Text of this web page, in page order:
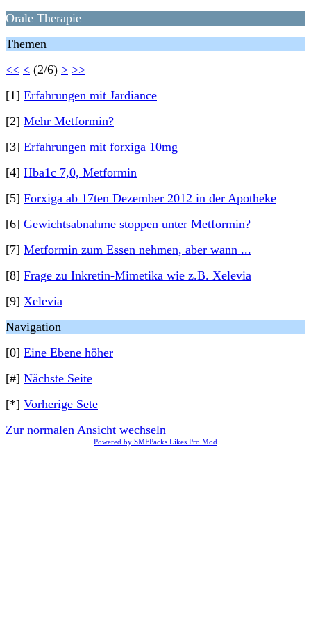
Orale Therapie
Themen
<< < (2/6) > >>
[1] Erfahrungen mit Jardiance
[2] Mehr Metformin?
[3] Erfahrungen mit forxiga 10mg
[4] Hba1c 7,0, Metformin
[5] Forxiga ab 17ten Dezember 2012 in der Apotheke
[6] Gewichtsabnahme stoppen unter Metformin?
[7] Metformin zum Essen nehmen, aber wann ...
[8] Frage zu Inkretin-Mimetika wie z.B. Xelevia
[9] Xelevia
Navigation
[0] Eine Ebene höher
[#] Nächste Seite
[*] Vorherige Sete
Zur normalen Ansicht wechseln
Powered by SMFPacks Likes Pro Mod